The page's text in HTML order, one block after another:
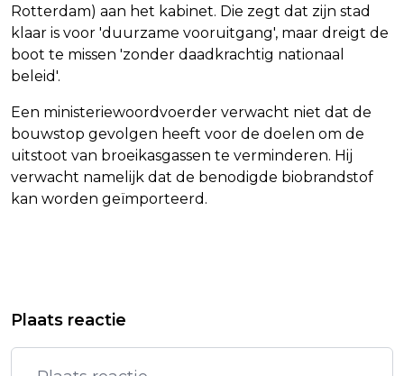
Rotterdam) aan het kabinet. Die zegt dat zijn stad
klaar is voor 'duurzame vooruitgang', maar dreigt de
boot te missen 'zonder daadkrachtig nationaal
beleid'.
Een ministeriewoordvoerder verwacht niet dat de
bouwstop gevolgen heeft voor de doelen om de
uitstoot van broeikasgassen te verminderen. Hij
verwacht namelijk dat de benodigde biobrandstof
kan worden geïmporteerd.
BESCHIKKING OVER GEHELE SELECTIE
HERMANS: BOUWSTOP
BIOBRANDSTOFFENFABRIEK SHELL IS
Plaats reactie